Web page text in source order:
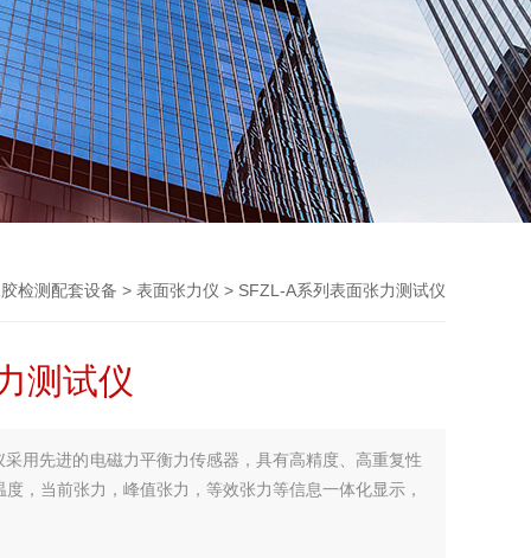
检测配套设备 > 表面张力仪 > SFZL-A系列表面张力测试仪
测试仪
用先进的电磁力平衡力传感器，具有高精度、高重复性
，当前张力，峰值张力，等效张力等信息一体化显示，